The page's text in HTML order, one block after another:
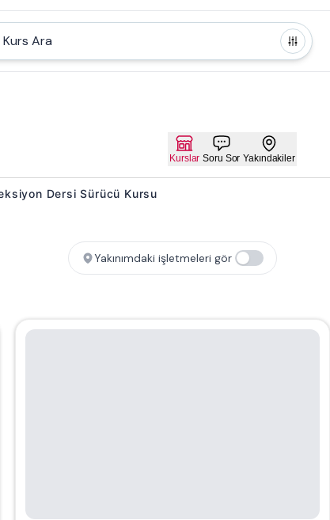
Kurs Ara
Kurslar Soru Sor Yakındakiler
Dersi Sürücü Kursu
Yakınımdaki işletmeleri gör